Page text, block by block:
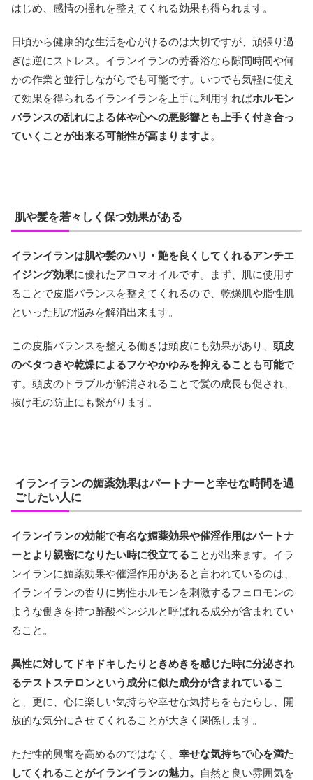
はじめ、感情の揺れを整えてくれる効果も得られます。
日頃から健康的な生活を心がけるのは大切ですが、頑張り過
ぎは逆にストレス。イランイランの芳香浴なら隙間時間や何
かの作業と並行しながらでも可能です。いつでも気軽に使え
て効果を得られるイランイランを上手に利用すればホルモン
バランスの乱れによる体や心への悪影響とも上手く付き合っ
ていくことが出来る可能性が高まりますよ 。
肌や髪を若々しく保つ効果がある
イランイランは肌や髪のハリ・艶を良くしてくれるアンチエ
イジング効果に優れたアロマオイルです。まず、肌に使用す
ることで皮脂バランスを整えてくれるので、乾燥肌や脂性肌
といった肌の悩みを解消出来ます。
この皮脂バランスを整える働きは頭皮にも効果があり、 頭皮
のベタつきや乾燥によるフケやかゆみを抑えることも可能で
す。頭皮のトラブルが解消されることで髪の成長も促され、
抜け毛の防止にも繋がります。
イランイランの媚薬効果はパートナーと幸せな時間を過
ごしたい人に
イランイランの効能で有名な媚薬効果や催淫作用はパートナ
ーとより親密になりたい時に役立てることが出来ます。イラ
ンイランに媚薬効果や催淫作用があると言われているのは、
イランイランの香りに男性ホルモンを刺激するフェロモンの
ような働きを持つ酢酸ベンジルと呼ばれる成分が含まれてい
ること。
異性に対してドキドキしたりときめきを感じた時に分泌され
るテストステロンという成分に似た成分が含まれているこ
と、更に、心に楽しい気持ちや幸せな気持ちをもたらし、開
放的な気分にさせてくれることが大きく関係します。
ただ性的興奮を高めるのではなく、 幸せな気持ちで心を満た
してくれることがイランイランの魅力。
自然と良い雰囲気を